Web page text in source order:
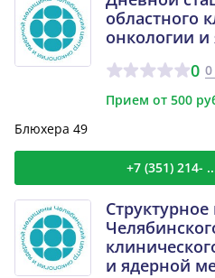
областного
онкологии
0
Прием от 500
Блюхера 49
+7 (351) 214-
и ядерной